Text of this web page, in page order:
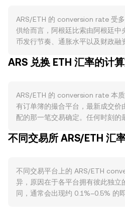
ARS/ETH 的 conversion rate 受
供给而言，阿根廷比索由阿根廷中
币发行节奏、通胀水平以及财政融
ARS 的信心与可得性变化，进而影
业对 ARS 的实际使用场景（如工
替代偏好（持有稳定币或外币的意
购买 ETH 的需求强弱；当本地对
面，ETH 的基本面与大盘联动显著
rate；全球风险偏好、美元指数与
ETH 美元定价间接影响 ARS 定价
内外汇与资本管制、对加密资产的
ARS 兑换 ETH 汇率的计
ARS/ETH 的 conversion rate 本
有订单簿的撮合平台，最新成交价
配的那一笔交易确定。任何时刻
参考的中间价（mid-price）。跨平
所的价格对整体参考值影响更大。
conversion rate 直接代入：ETH
rate；若已知目标 ETH 数量，则
不同交易所 ARS/ETH 汇
不同交易平台上的 ARS/ETH
异，原因在于各平台拥有彼此独立
同，通常会出现约 0.1%–0.5% 的